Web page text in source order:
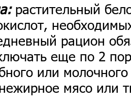
растительный
рацион
еще по 2
или
мясо или